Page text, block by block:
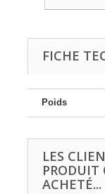
FICHE
Poids
LES
ACHETÉ...